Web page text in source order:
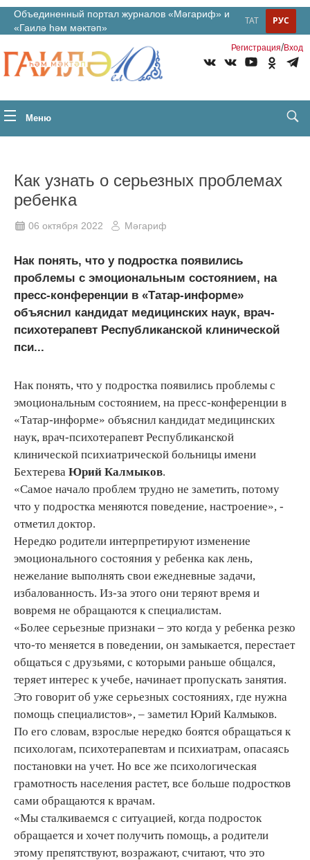
Объединенный портал журналов «Мәгариф» и
«Гаилә һәм мәктәп»
РУС
ТАТ
Регистрация/Вход
Меню
Как узнать о серьезных проблемах
ребенка
06 октября 2022 Мәгариф
Нак понять, что у подростка появились
проблемы с эмоциональным состоянием, на
пресс-конференции в «Татар-информе»
объяснил кандидат медицинских наук, врач-
психотерапевт Республиканской клинической
пси...
Нак понять, что у подростка появились проблемы с
эмоциональным состоянием, на пресс-конференции в
«Татар-информе» объяснил кандидат медицинских
наук, врач-психотерапевт Республиканской
клинической психиатрической больницы имени
Бехтерева Юрий Калмыков.
«Самое начало проблем трудно не заметить, потому
что у подростка меняются поведение, настроение», -
отметил доктор.
Нередко родители интерпретируют изменение
эмоционального состояния у ребенка как лень,
нежелание выполнять свои ежедневные задачи,
избалованность. Из-за этого они теряют время и
вовремя не обращаются к специалистам.
«Более серьезные признаки – это когда у ребенка резко
что-то меняется в поведении, он замыкается, перестает
общаться с друзьями, с которыми раньше общался,
теряет интерес к учебе, начинает пропускать занятия.
Это говорит об уже серьезных состояниях, где нужна
помощь специалистов», – заметил Юрий Калмыков.
По его словам, взрослые нередко боятся обращаться к
психологам, психотерапевтам и психиатрам, опасаясь
постановки на учет. Но все же психологическая
грамотность населения растет, все больше подростков
сами обращаются к врачам.
«Мы сталкиваемся с ситуацией, когда подросток
обращается и хочет получить помощь, а родители
этому препятствуют, возражают, считают, что это